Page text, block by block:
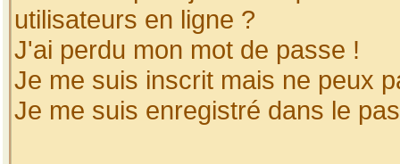
utilisateurs en ligne ?
J'ai perdu mon mot de passe !
Je me suis inscrit mais ne peux
Je me suis enregistré dans le